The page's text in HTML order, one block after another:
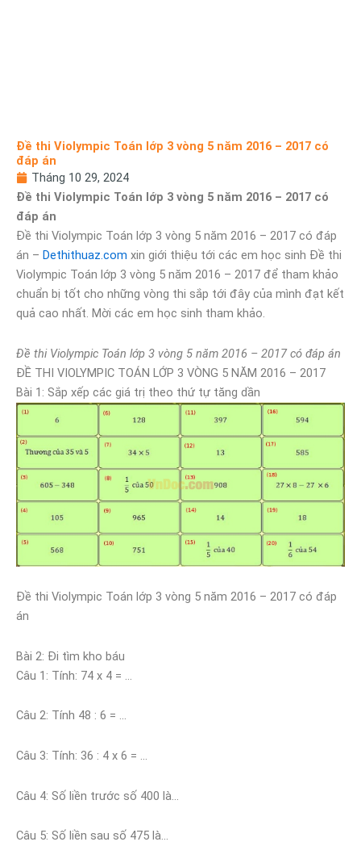
Đề thi Violympic Toán lớp 3 vòng 5 năm 2016 – 2017 có
đáp án
Tháng 10 29, 2024
Đề thi Violympic Toán lớp 3 vòng 5 năm 2016 – 2017 có
đáp án
Đề thi Violympic Toán lớp 3 vòng 5 năm 2016 – 2017 có đáp
án – Dethithuaz.com xin giới thiệu tới các em học sinh Đề thi
Violympic Toán lớp 3 vòng 5 năm 2016 – 2017 để tham khảo
chuẩn bị tốt cho những vòng thi sắp tới đây của mình đạt kết
quả cao nhất. Mời các em học sinh tham khảo.
Đề thi Violympic Toán lớp 3 vòng 5 năm 2016 – 2017 có đáp án
ĐỀ THI VIOLYMPIC TOÁN LỚP 3 VÒNG 5 NĂM 2016 – 2017
Bài 1: Sắp xếp các giá trị theo thứ tự tăng dần
Đề thi Violympic Toán lớp 3 vòng 5 năm 2016 – 2017 có đáp
án
Bài 2: Đi tìm kho báu
Câu 1: Tính: 74 x 4 = …
Câu 2: Tính 48 : 6 = …
Câu 3: Tính: 36 : 4 x 6 = …
Câu 4: Số liền trước số 400 là…
Câu 5: Số liền sau số 475 là…